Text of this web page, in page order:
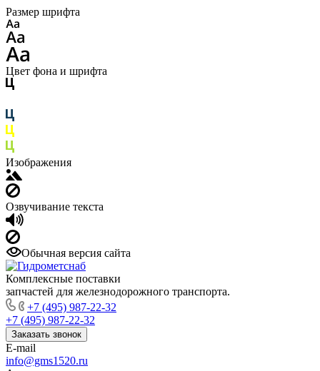
Размер шрифта
Цвет фона и шрифта
Изображения
Озвучивание текста
Обычная версия сайта
Комплексные поставки
запчастей для железнодорожного транспорта.
+7 (495) 987-22-32
+7 (495) 987-22-32
Заказать звонок
E-mail
info@gms1520.ru